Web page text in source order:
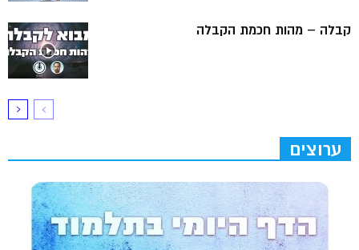
קבלה – מהות חכמת הקבלה
ערוצים